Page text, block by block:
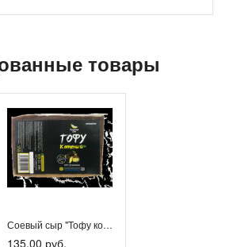
товары
Соевый сыр "Тофу копчёный"
135,00 руб.